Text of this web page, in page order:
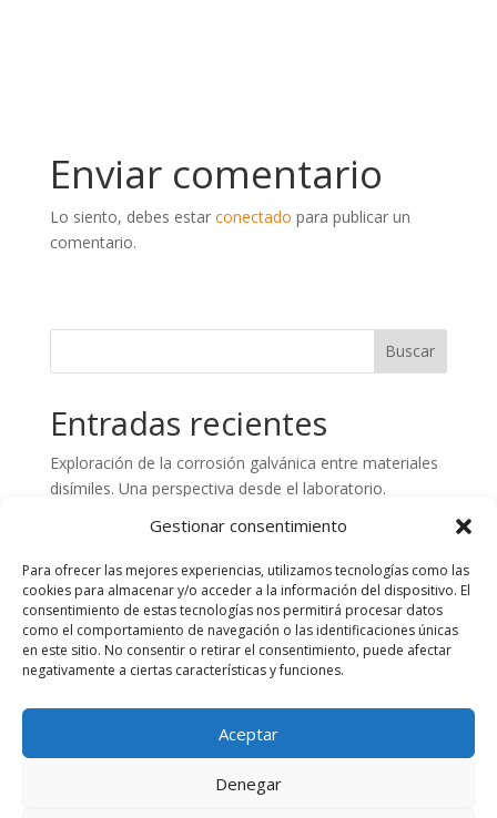
Gestionar consentimiento
Para ofrecer las mejores experiencias, utilizamos tecnologías como las
cookies para almacenar y/o acceder a la información del dispositivo. El
consentimiento de estas tecnologías nos permitirá procesar datos
como el comportamiento de navegación o las identificaciones únicas
en este sitio. No consentir o retirar el consentimiento, puede afectar
negativamente a ciertas características y funciones.
Aceptar
Denegar
Enviar comentario
Lo siento, debes estar conectado para publicar un
comentario.
Entradas recientes
Exploración de la corrosión galvánica entre materiales
disímiles. Una perspectiva desde el laboratorio.
Preparación de superficies de hormigón. Aspectos
Análisis de fallos en estructuras de Plástico Reforzado
con Fibra de Vidrio (PRFV). Importancia del
asesoramiento técnico y laboratorio especializado
Artículo Técnico: Corrosión en Metales Férricos